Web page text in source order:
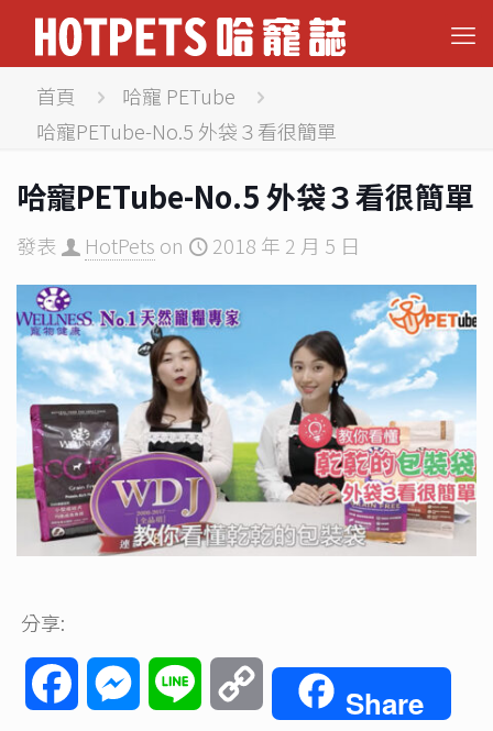
首頁
哈寵 PETube
哈寵PETube-No.5 外袋３看很簡單
哈寵PETube-No.5 外袋３看很簡單
發表 HotPets on 2018 年 2 月 5 日
分享:
FacebookMessenger
Line
Copy
Share